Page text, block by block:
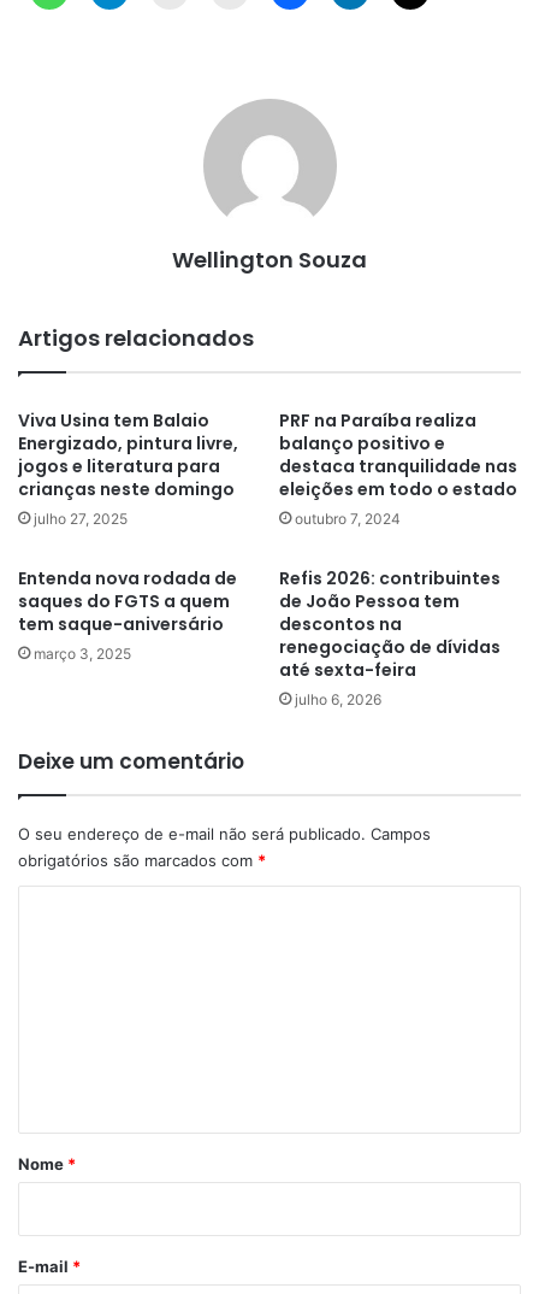
Wellington Souza
Artigos relacionados
Viva Usina tem Balaio
Energizado, pintura livre,
jogos e literatura para
crianças neste domingo
julho 27, 2025
PRF na Paraíba realiza
balanço positivo e
destaca tranquilidade nas
eleições em todo o estado
outubro 7, 2024
Entenda nova rodada de
saques do FGTS a quem
tem saque-aniversário
março 3, 2025
Refis 2026: contribuintes
de João Pessoa tem
descontos na
renegociação de dívidas
até sexta-feira
julho 6, 2026
Deixe um comentário
O seu endereço de e-mail não será publicado. Campos
obrigatórios são marcados com *
r
*
Nome *
E-mail *